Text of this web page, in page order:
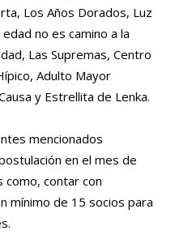
Los Años Dorados, Luz
no es camino a la
Las Supremas, Centro
Adulto Mayor
y Estrellita de Lenka.
mencionados
en el mes de
como, contar con
mínimo de 15 socios para